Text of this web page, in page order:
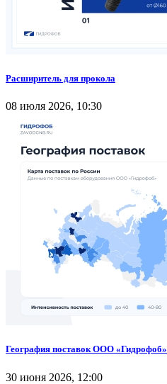
Расширитель для прокола
08 июля 2026, 10:30
География поставок ООО «Гидрофоб»
30 июня 2026, 12:00